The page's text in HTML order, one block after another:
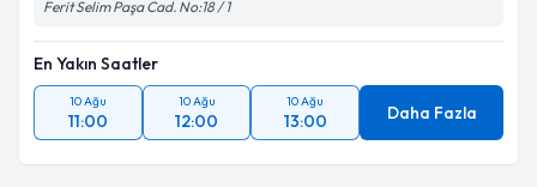
Ferit Selim Paşa Cad. No:18 / 1
En Yakın Saatler
10 Ağu
11:00
10 Ağu
12:00
10 Ağu
13:00 Daha Fazla